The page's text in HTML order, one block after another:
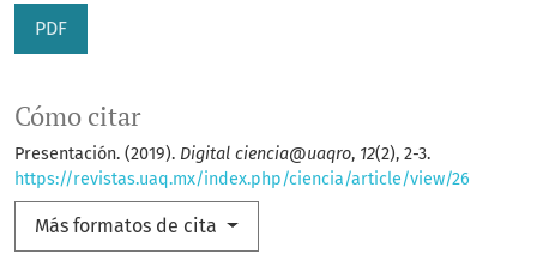
PDF
Cómo citar
Presentación. (2019). Digital ciencia@uaqro, 12(2), 2-3.
https://revistas.uaq.mx/index.php/ciencia/article/view/26
Más formatos de cita